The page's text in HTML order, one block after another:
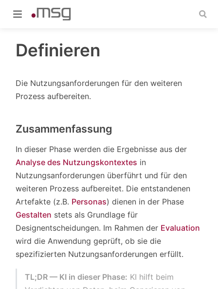
Definieren
Die Nutzungsanforderungen für den weiteren
Prozess aufbereiten.
Zusammenfassung
In dieser Phase werden die Ergebnisse aus der
Analyse des Nutzungskontextes in
Nutzungsanforderungen überführt und für den
weiteren Prozess aufbereitet. Die entstandenen
Artefakte (z.B. Personas) dienen in der Phase
Gestalten stets als Grundlage für
Designentscheidungen. Im Rahmen der Evaluation
wird die Anwendung geprüft, ob sie die
spezifizierten Nutzungsanforderungen erfüllt.
TL;DR — KI in dieser Phase: KI hilft beim